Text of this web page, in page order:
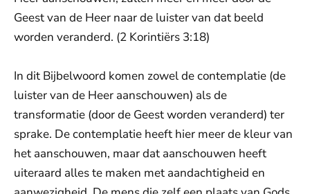
Geest van de Heer naar de luister van dat beeld
worden veranderd. (2 Korintiërs 3:18)
In dit Bijbelwoord komen zowel de contemplatie (de
luister van de Heer aanschouwen) als de
transformatie (door de Geest worden veranderd) ter
sprake. De contemplatie heeft hier meer de kleur van
het aanschouwen, maar dat aanschouwen heeft
uiteraard alles te maken met aandachtigheid en